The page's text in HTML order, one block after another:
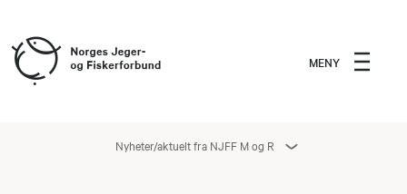
MENY
Nyheter/aktuelt fra NJFF M og R